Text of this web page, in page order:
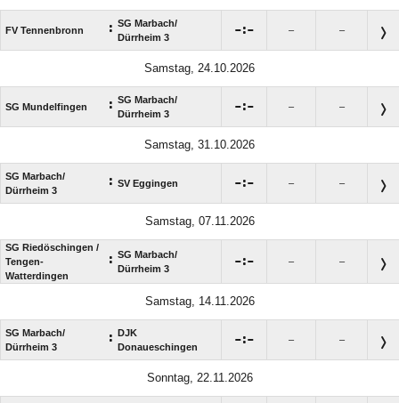
FV Tennenbronn : SG Marbach/​
Dürrheim 3
: – –
Samstag, 24.10.2026
SG Mundelfingen : SG Marbach/​
Dürrheim 3
: – –
Samstag, 31.10.2026
SG Marbach/​
Dürrheim 3
: SV Eggingen : – –
Samstag, 07.11.2026
SG Riedöschingen /​
Tengen-
Watterdingen
: SG Marbach/​
Dürrheim 3
: – –
Samstag, 14.11.2026
SG Marbach/​
Dürrheim 3
:
DJK
Donaueschingen
: – –
Sonntag, 22.11.2026